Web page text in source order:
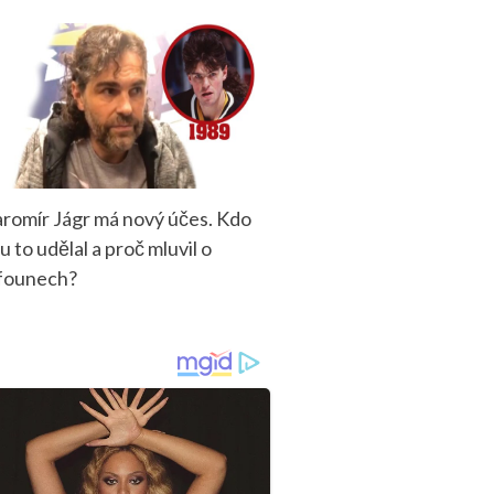
Jágr má nový účes. Kdo
to udělal a proč mluvil o